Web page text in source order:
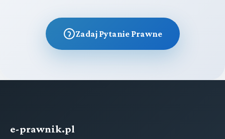
Zadaj Pytanie Prawne
e-prawnik.pl